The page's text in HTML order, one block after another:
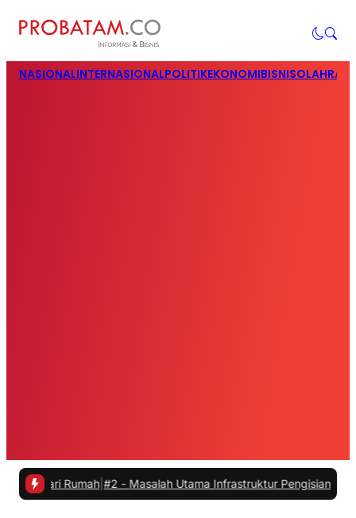
NASIONALINTERNASIONALPOLITIKEKONOMIBISNIS
Rumah| #2 -Masalah Utama Infrastruktur Pengisian Daya